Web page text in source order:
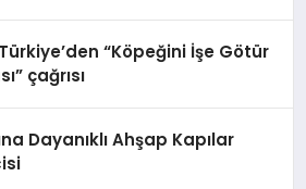
“Köpeğini İşe Götür
çağrısı
Dayanıklı Ahşap Kapılar